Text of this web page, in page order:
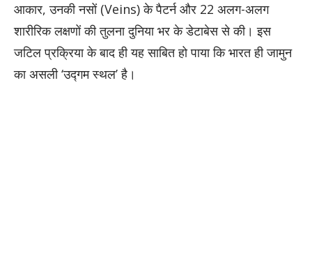
आकार, उनकी नसों (Veins) के पैटर्न और 22 अलग-अलग
शारीरिक लक्षणों की तुलना दुनिया भर के डेटाबेस से की। इस
जटिल प्रक्रिया के बाद ही यह साबित हो पाया कि भारत ही जामुन
का असली ‘उद्गम स्थल’ है।